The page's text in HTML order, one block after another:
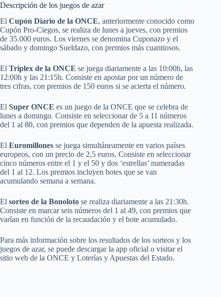
Descripción de los juegos de azar
El Cupón Diario de la ONCE, anteriormente conocido como
Cupón Pro-Ciegos, se realiza de lunes a jueves, con premios
de 35.000 euros. Los viernes se denomina Cuponazo y el
sábado y domingo Sueldazo, con premios más cuantiosos.
El Triplex de la ONCE se juega diariamente a las 10:00h, las
12:00h y las 21:15h. Consiste en apostar por un número de
tres cifras, con premios de 150 euros si se acierta el número.
El Super ONCE es un juego de la ONCE que se celebra de
lunes a domingo. Consiste en seleccionar de 5 a 11 números
del 1 al 80, con premios que dependen de la apuesta realizada.
El Euromillones se juega simultáneamente en varios países
europeos, con un precio de 2,5 euros. Consiste en seleccionar
cinco números entre el 1 y el 50 y dos ‘estrellas’ numeradas
del 1 al 12. Los premios incluyen botes que se van
acumulando semana a semana.
El sorteo de la Bonoloto se realiza diariamente a las 21:30h.
Consiste en marcar seis números del 1 al 49, con premios que
varían en función de la recaudación y el bote acumulado.
Para más información sobre los resultados de los sorteos y los
juegos de azar, se puede descargar la app oficial o visitar el
sitio web de la ONCE y Loterías y Apuestas del Estado.